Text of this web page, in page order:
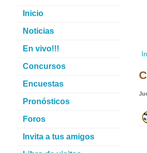
Inicio
Noticias
En vivo!!!
Concursos
Encuestas
Pronósticos
Foros
Invita a tus amigos